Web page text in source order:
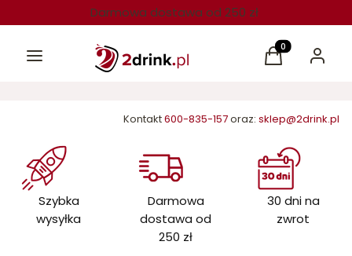
Darmowa dostawa od 250 zł
Menu Produkty w
Koszyk Zaloguj
Kontakt600-835-157oraz: sklep@2drink.pl
Szybka
wysyłka
Darmowa
dostawa od
250 zł
30 dni na
zwrot